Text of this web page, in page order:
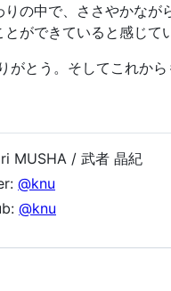
の中で、ささやかなが
ができていると感じて
がとう。そしてこれから
MUSHA / 武者 晶紀
@knu
@knu